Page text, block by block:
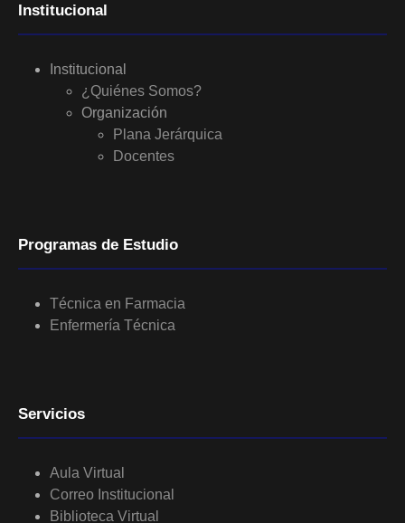
Institucional
Institucional
¿Quiénes Somos?
Organización
Plana Jerárquica
Docentes
Programas de Estudio
Técnica en Farmacia
Enfermería Técnica
Servicios
Aula Virtual
Correo Institucional
Biblioteca Virtual